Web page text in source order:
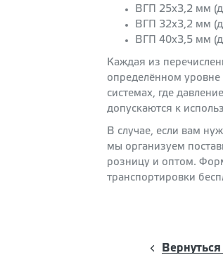
ВГП 25х3,2 мм
ВГП 32х3,2 мм
ВГП 40х3,5 мм
Каждая из
определённом уровне
системах, где
допускаются к
В случае, если вам
мы организуем
розницу и оптом.
транспортировки
Вернуться